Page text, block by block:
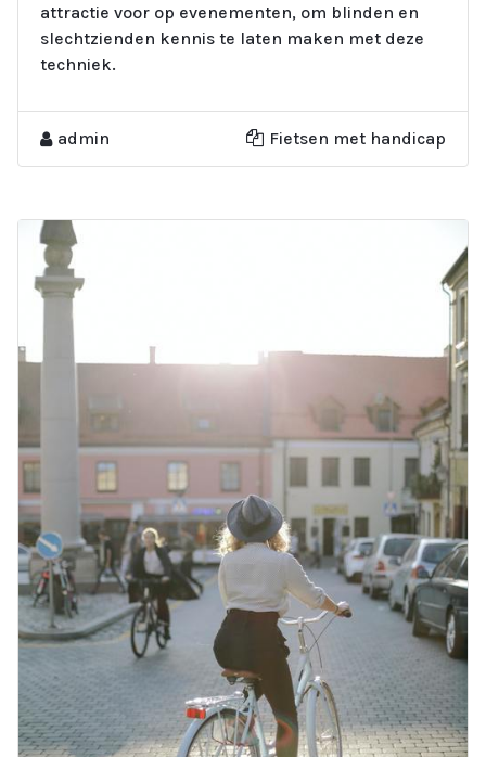
attractie voor op evenementen, om blinden en
slechtzienden kennis te laten maken met deze
techniek.
admin Fietsen met handicap